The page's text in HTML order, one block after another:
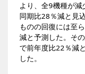
より、全9機種が
同期比28％減と見
ものの回復には至
減と予測した。そ
で前年度比22％減
した。